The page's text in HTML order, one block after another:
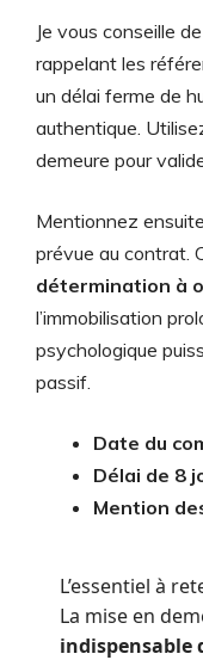
Je vous conseille
rappelant les
un délai ferme de
authentique.
demeure pour
Mentionnez
prévue au contrat.
détermination à
l’immobilisation
psychologique
passif.
Date du
Délai de 8
Mention
L’essentiel à
La mise en
indispensable